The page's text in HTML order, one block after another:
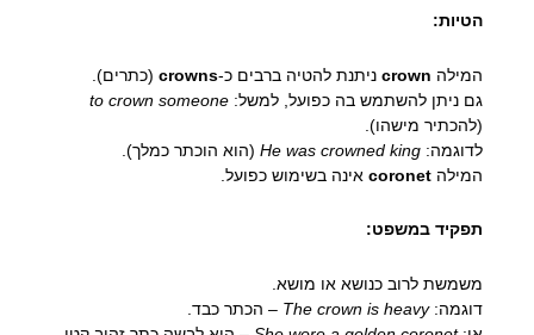
הטיות:
המילה crownניתנת להטיה ברבים כ-crowns(כתרים).
גם ניתן להשתמש בה כפועל, למשל: to crown someone
(להכתיר מישהו).
לדוגמה: He was crowned king(הוא הוכתר כמלך).
המילה coronetאינה בשימוש כפועל.
תפקיד במשפט:
משמשת לרוב כנושא או מושא.
דוגמה:The crown is heavy – הכתר כבד.